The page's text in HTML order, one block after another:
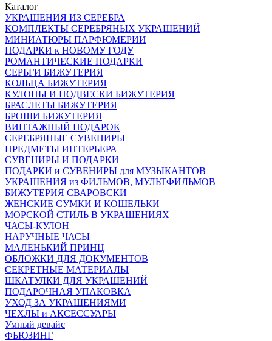
Каталог
УКРАШЕНИЯ ИЗ СЕРЕБРА
КОМПЛЕКТЫ СЕРЕБРЯНЫХ УКРАШЕНИЙ
МИНИАТЮРЫ ПАРФЮМЕРИИ
ПОДАРКИ к НОВОМУ ГОДУ
РОМАНТИЧЕСКИЕ ПОДАРКИ
СЕРЬГИ БИЖУТЕРИЯ
КОЛЬЦА БИЖУТЕРИЯ
КУЛОНЫ И ПОДВЕСКИ БИЖУТЕРИЯ
БРАСЛЕТЫ БИЖУТЕРИЯ
БРОШИ БИЖУТЕРИЯ
ВИНТАЖНЫЙ ПОДАРОК
СЕРЕБРЯНЫЕ СУВЕНИРЫ
ПРЕДМЕТЫ ИНТЕРЬЕРА
СУВЕНИРЫ И ПОДАРКИ
ПОДАРКИ и СУВЕНИРЫ для МУЗЫКАНТОВ
УКРАШЕНИЯ из ФИЛЬМОВ, МУЛЬТФИЛЬМОВ
БИЖУТЕРИЯ СВАРОВСКИ
ЖЕНСКИЕ СУМКИ И КОШЕЛЬКИ
МОРСКОЙ СТИЛЬ В УКРАШЕНИЯХ
ЧАСЫ-КУЛОН
НАРУЧНЫЕ ЧАСЫ
МАЛЕНЬКИЙ ПРИНЦ
ОБЛОЖКИ ДЛЯ ДОКУМЕНТОВ
СЕКРЕТНЫЕ МАТЕРИАЛЫ
ШКАТУЛКИ ДЛЯ УКРАШЕНИЙ
ПОДАРОЧНАЯ УПАКОВКА
УХОД ЗА УКРАШЕНИЯМИ
ЧEХЛЫ и АКСЕССУАРЫ
Умный девайс
ФЬЮЗИНГ